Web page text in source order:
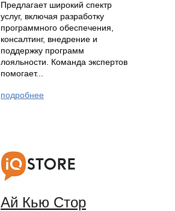
Предлагает широкий спектр
услуг, включая разработку
программного обеспечения,
консалтинг, внедрение и
поддержку программ
лояльности. Команда экспертов
помогает...
подробнее
Ай Кью Стор